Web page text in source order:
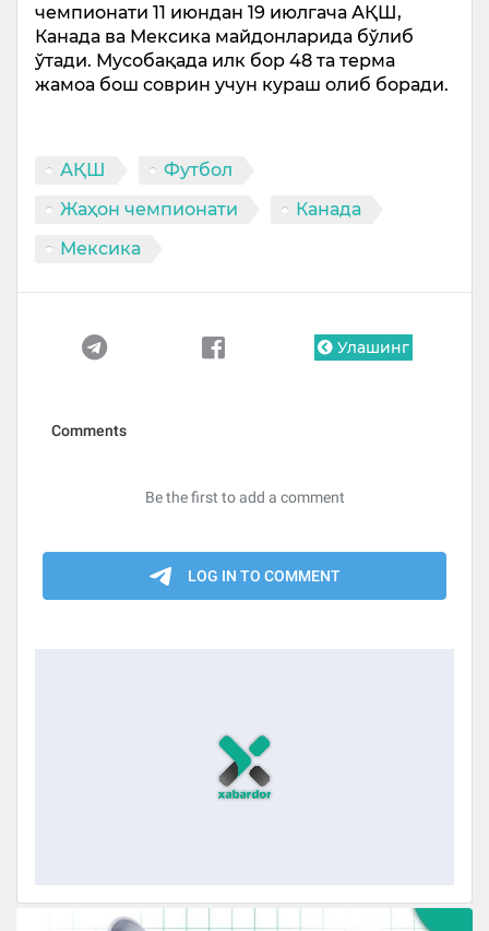
чемпионати 11 июндан 19 июлгача АҚШ,
Канада ва Мексика майдонларида бўлиб
ўтади. Мусобақада илк бор 48 та терма
жамоа бош соврин учун кураш олиб боради.
АҚШ
Футбол
Жаҳон чемпионати
Канада
Мексика
Улашинг